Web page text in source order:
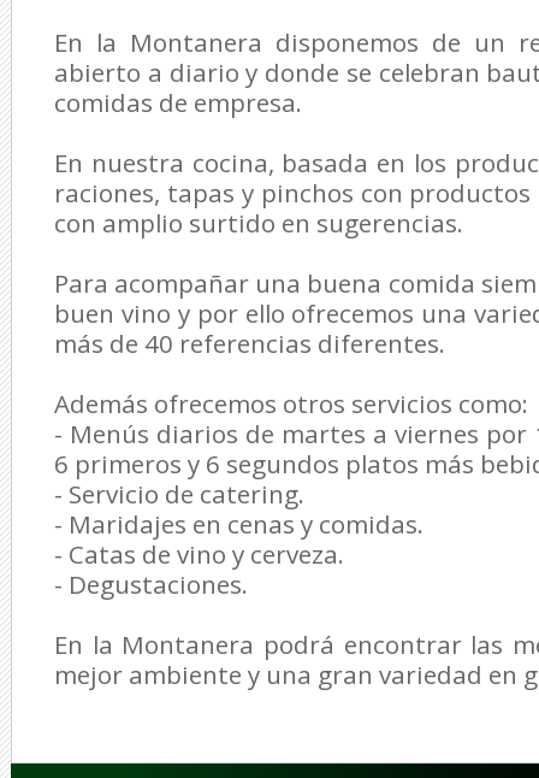
En la Montanera disponemos de un
abierto a diario y donde se celebran
comidas de empresa.
En nuestra cocina, basada en los
raciones, tapas y pinchos con
con amplio surtido en sugerencias.
Para acompañar una buena comida
buen vino y por ello ofrecemos una
más de 40 referencias diferentes.
Además ofrecemos otros servicios como:
- Menús diarios de martes a viernes por
6 primeros y 6 segundos platos más
- Servicio de catering.
- Maridajes en cenas y comidas.
- Catas de vino y cerveza.
- Degustaciones.
En la Montanera podrá encontrar las
mejor ambiente y una gran variedad en